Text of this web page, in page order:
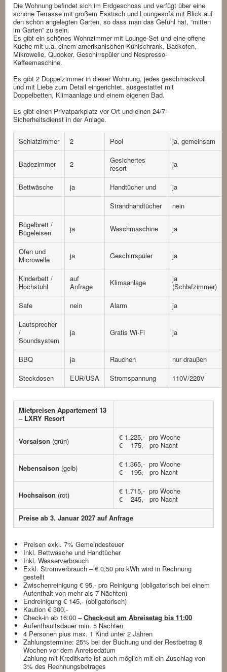
Die Wohnung befindet sich im Erdgeschoss und verfügt über eine
schöne Terrasse mit großem Esstisch und Loungesofa mit Blick auf
den schön angelegten Garten, so dass man das Gefühl hat, “mitten
im Garten” zu sein.
Es gibt ein schönes Wohnzimmer mit Lounge-Set und eine offene
Küche mit u.a. einem amerikanischen Kühlschrank, Backofen,
Mikrowelle, Quooker, Geschirrspüler und Nespresso-
Kaffeemaschine.
Es gibt 2 Doppelzimmer in dieser Wohnung, jedes geschmackvoll
und mit Liebe zum Detail eingerichtet, ausgestattet mit
Doppelbetten, Klimaanlage und einem eigenen Bad.
Es gibt einen Privatparkplatz vor Ort und einen 24/7-
Sicherheitsdienst in der Anlage.
Schlafzimmer 2 Pool ja, gemeinsam
Badezimmer 2
Gesichertes
resort
ja
Bettwäsche ja Handtücher und
ja
Strandhandtücher
nein
Bügelbrett /
Bügeleisen
ja Waschmaschine ja
Ofen und
Microwelle
ja Geschirrspüler ja
Kinderbett /
Hochstuhl
auf
Anfrage
Klimaanlage
ja
(Schlafzimmer)
Safe
nein Alarm
ja
Lautsprecher
/
Soundsystem
ja Gratis Wi-Fi ja
BBQ ja Rauchen
nur drauβen
Steckdosen
EUR/USA Stromspannung 110V/220V
Mietpreisen Appartement 13
– LXRY Resort
Vorsaison (grün)
€ 1.225,- pro Woche
€ 175,- pro Nacht
Nebensaison (gelb)
€ 1.365,- pro Woche
€ 195,- pro Nacht
Hochsaison (rot)
€ 1.715,- pro Woche
€ 245,- pro Nacht
Preise ab 3. Januar 2027 auf Anfrage
Preisen exkl. 7% Gemeindesteuer
Inkl. Bettwäsche und Handtücher
Inkl. Wasserverbrauch
Exkl. Stromverbrauch – € 0,50 pro kWh wird in Rechnung
gestellt
Zwischenreinigung € 95,- pro Reinigung (obligatorisch bei einem
Aufenthalt von mehr als 7 Nächten)
Endreinigung € 145,- (obligatorisch)
Kaution € 300,-
Check-in ab 16:00 –Check-out am Abreisetag bis 11:00
Aufenthaultsdauer min. 5 Nachten
4 Personen plus max. 1 Kind unter 2 Jahren
Zahlungstermine: 25% bei der Buchung und der Restbetrag 8
Wochen vor dem Anreisedatum
Zahlung mit Kreditkarte ist auch möglich mit ein Zuschlag von
3% des Rechnungsbetrages